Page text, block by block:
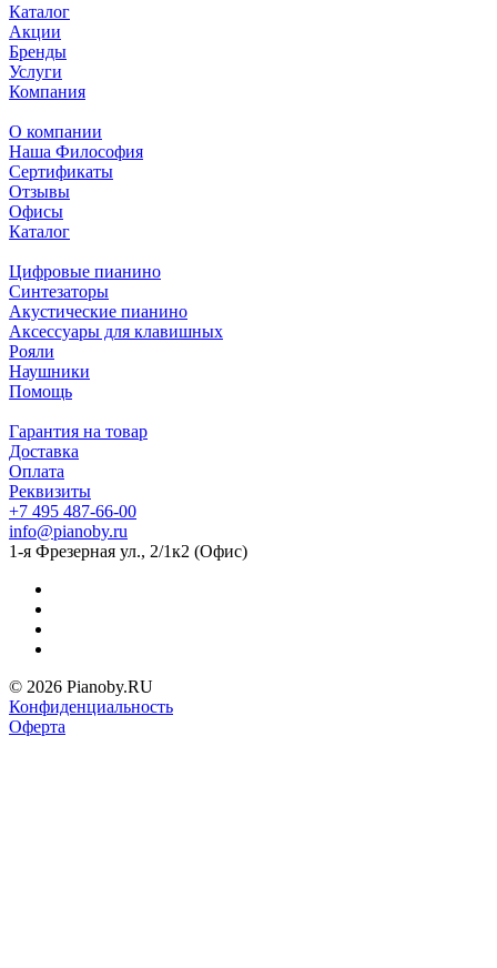
Каталог
Акции
Бренды
Услуги
Компания
О компании
Наша Философия
Сертификаты
Отзывы
Офисы
Каталог
Цифровые пианино
Синтезаторы
Акустические пианино
Аксессуары для клавишных
Рояли
Наушники
Помощь
Гарантия на товар
Доставка
Оплата
Реквизиты
+7 495 487-66-00
info@pianoby.ru
1-я Фрезерная ул., 2/1к2 (Офис)
© 2026 Pianoby.RU
Конфиденциальность
Оферта